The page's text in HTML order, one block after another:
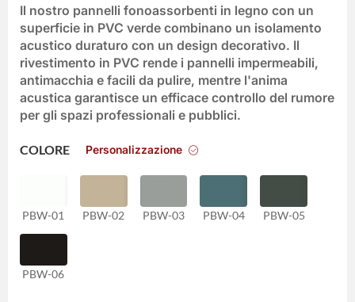
Il nostro pannelli fonoassorbenti in legno con un
superficie in PVC verdecombinano un isolamento
acustico duraturo con un design decorativo. Il
rivestimento in PVC rende i pannelli impermeabili,
antimacchia e facili da pulire, mentre l'anima
acustica garantisce un efficace controllo del rumore
per gli spazi professionali e pubblici.
COLORE Personalizzazione
PBW-01 PBW-02 PBW-03 PBW-04 PBW-05
PBW-06